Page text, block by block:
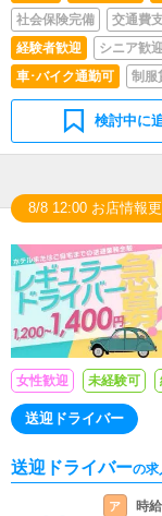
社会保険完備
交通費
経験者歓迎
シニア歓迎
車･バイク通勤可
制服
検討中に
8/8 12:00 お店情報
女性歓迎 未経験可
送迎ドライバー
送迎ドライバーの求
ア 時